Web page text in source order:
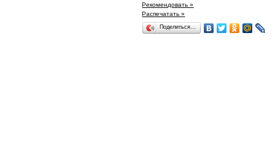
Рекомендовать »
Распечатать »
Поделиться…